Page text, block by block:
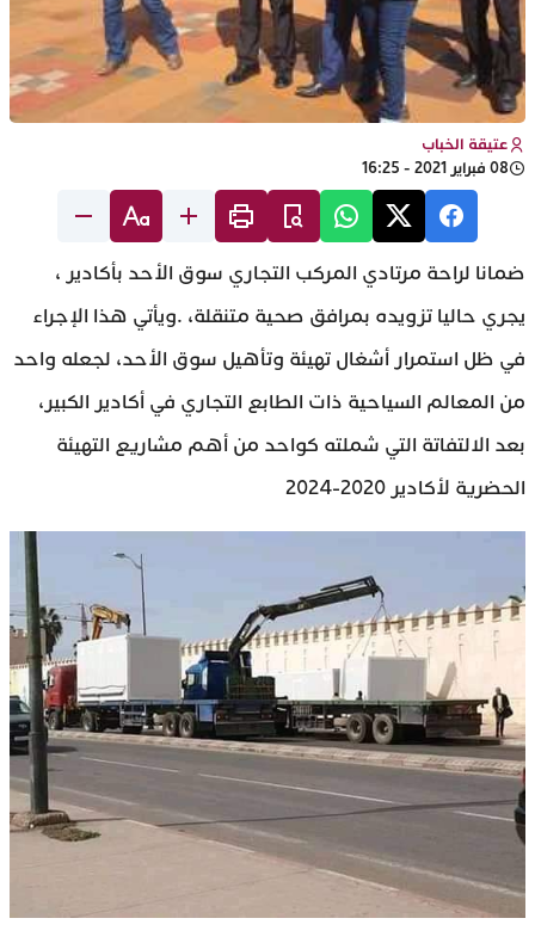
عتيقة الخباب
08 فبراير 2021 - 16:25
ضمانا لراحة مرتادي المركب التجاري سوق الأحد بأكادير ،
يجري حاليا تزويده بمرافق صحية متنقلة، .ويأتي هذا الإجراء
في ظل استمرار أشغال تهيئة وتأهيل سوق الأحد، لجعله واحد
من المعالم السياحية ذات الطابع التجاري في أكادير الكبير،
بعد الالتفاتة التي شملته كواحد من أهم مشاريع التهيئة
الحضرية لأكادير 2020-2024